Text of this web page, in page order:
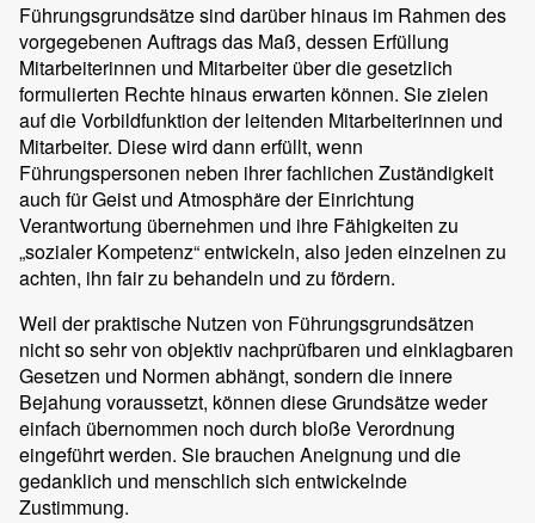
Führungsgrundsätze sind darüber hinaus im Rahmen des
vorgegebenen Auftrags das Maß, dessen Erfüllung
Mitarbeiterinnen und Mitarbeiter über die gesetzlich
formulierten Rechte hinaus erwarten können. Sie zielen
auf die Vorbildfunktion der leitenden Mitarbeiterinnen und
Mitarbeiter. Diese wird dann erfüllt, wenn
Führungspersonen neben ihrer fachlichen Zuständigkeit
auch für Geist und Atmosphäre der Einrichtung
Verantwortung übernehmen und ihre Fähigkeiten zu
„sozialer Kompetenz“ entwickeln, also jeden einzelnen zu
achten, ihn fair zu behandeln und zu fördern.
Weil der praktische Nutzen von Führungsgrundsätzen
nicht so sehr von objektiv nachprüfbaren und einklagbaren
Gesetzen und Normen abhängt, sondern die innere
Bejahung voraussetzt, können diese Grundsätze weder
einfach übernommen noch durch bloße Verordnung
eingeführt werden. Sie brauchen Aneignung und die
gedanklich und menschlich sich entwickelnde
Zustimmung.